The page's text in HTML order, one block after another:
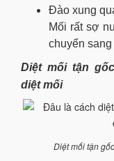
Đào xung
Mối rất sợ
chuyển
Diệt mối tận
diệt mối
Diệt mối tận